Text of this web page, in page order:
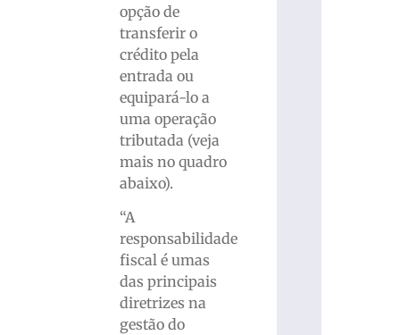
opção de
transferir o
crédito pela
entrada ou
equipará-lo a
uma operação
tributada (veja
mais no quadro
abaixo).
“A
responsabilidade
fiscal é umas
das principais
diretrizes na
gestão do